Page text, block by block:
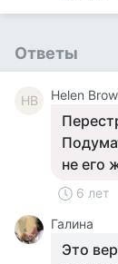
Ответы
HB Helen
не его
6 лет
Галина
Это